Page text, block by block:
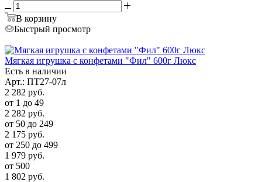
В корзину
Быстрый просмотр
Мягкая игрушка с конфетами "Фил" 600г Люкс
Есть в наличии
Арт.: ПТ27-07л
2 282 руб.
от 1 до 49
2 282 руб.
от 50 до 249
2 175 руб.
от 250 до 499
1 979 руб.
от 500
1 802 руб.